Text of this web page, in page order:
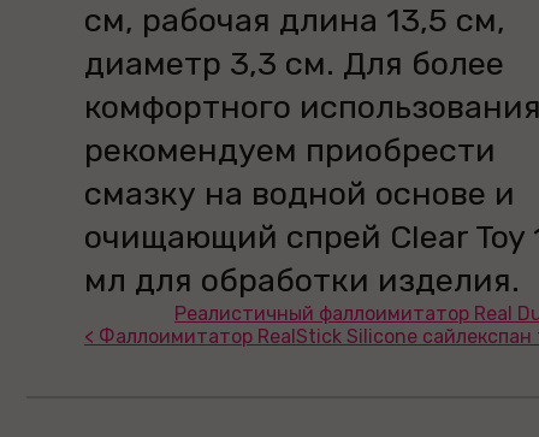
см, рабочая длина 13,5 см,
диаметр 3,3 см. Для более
комфортного
рекомендуем приобрести
смазку на водной основе и
очищающий спрей Clear Toy
мл для обработки изделия.
Реалистичный фаллоимитатор Real
< Фаллоимитатор RealStick Silicone